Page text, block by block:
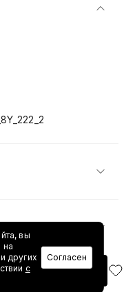
вы
на
других
с
Согласен